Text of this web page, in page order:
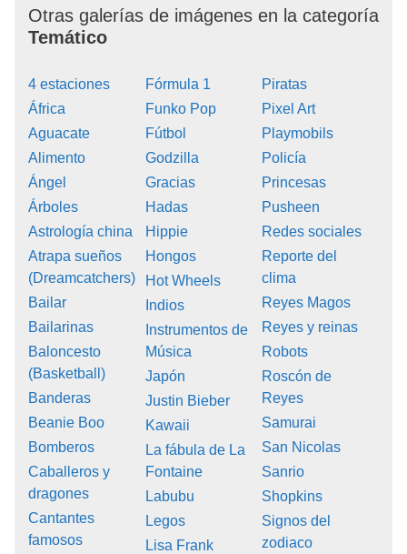
Otras galerías de imágenes en la categoría
Temático
4 estaciones
África
Aguacate
Alimento
Ángel
Árboles
Astrología china
Atrapa sueños
(Dreamcatchers)
Bailar
Bailarinas
Baloncesto
(Basketball)
Banderas
Beanie Boo
Bomberos
Caballeros y
dragones
Cantantes
famosos
Fórmula 1
Funko Pop
Fútbol
Godzilla
Gracias
Hadas
Hippie
Hongos
Hot Wheels
Indios
Instrumentos de
Música
Japón
Justin Bieber
Kawaii
La fábula de La
Fontaine
Labubu
Legos
Lisa Frank
Piratas
Pixel Art
Playmobils
Policía
Princesas
Pusheen
Redes sociales
Reporte del
clima
Reyes Magos
Reyes y reinas
Robots
Roscón de
Reyes
Samurai
San Nicolas
Sanrio
Shopkins
Signos del
zodiaco